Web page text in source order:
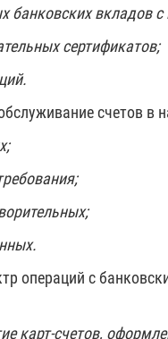
банковских вкладов
сертификатов;
счетов в
операций с
карт-счетов,